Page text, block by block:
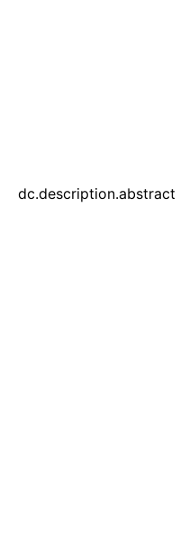
dc.description.abstract